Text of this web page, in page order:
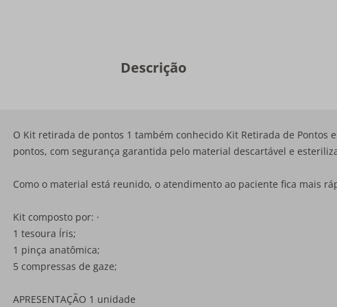
Descrição
O Kit retirada de pontos 1 também conhecido Kit Retirada de
pontos, com segurança garantida pelo material descartável e
Como o material está reunido, o atendimento ao paciente fica mais
Kit composto por: ·
1 tesoura Íris;
1 pinça anatômica;
5 compressas de gaze;
APRESENTAÇÃO 1 unidade